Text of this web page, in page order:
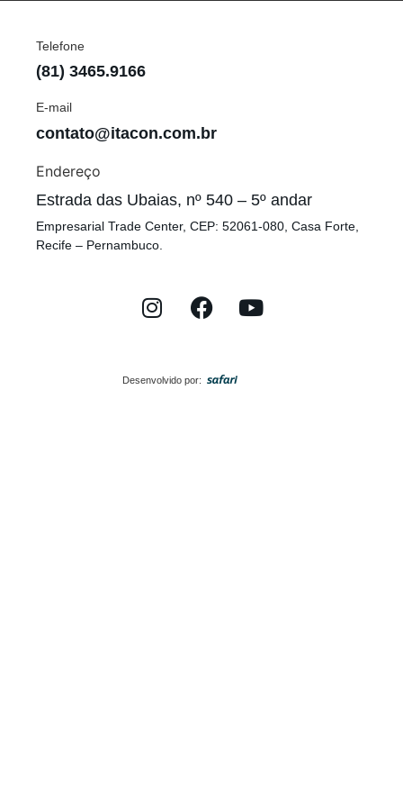
Telefone
(81) 3465.9166
E-mail
contato@itacon.com.br
Endereço
Estrada das Ubaias, nº 540 – 5º andar
Empresarial Trade Center, CEP: 52061-080, Casa Forte,
Recife – Pernambuco.
Desenvolvido por: